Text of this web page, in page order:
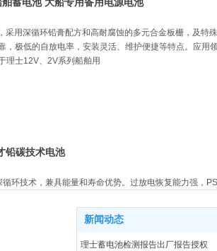
采用深循环铅膏配方和高耐腐蚀的多元合金板栅，及特
，极低的自放电率，安装灵活、维护便捷等特点。应用
理士12V、2V系列船舶用
铅碳技术电池
环技术，兼具能量和寿命优势。过放电恢复能力强，
新闻动态
理士蓄电池检测报告出厂报告授权